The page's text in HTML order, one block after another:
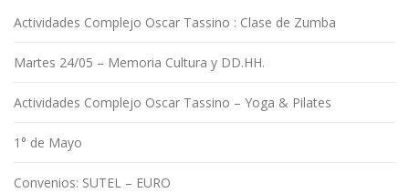
e
e
t
a
d
Actividades Complejo Oscar Tassino : Clase de Zumba
Martes 24/05 – Memoria Cultura y DD.HH.
Actividades Complejo Oscar Tassino – Yoga & Pilates
1° de Mayo
Convenios: SUTEL – EURO